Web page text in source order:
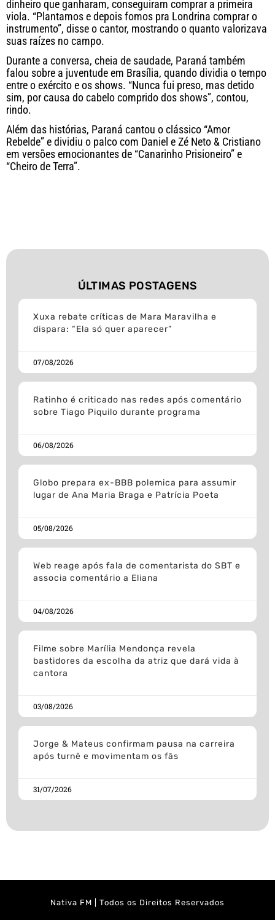
dinheiro que ganharam, conseguiram comprar a primeira
viola. “Plantamos e depois fomos pra Londrina comprar o
instrumento”, disse o cantor, mostrando o quanto valorizava
suas raízes no campo.
Durante a conversa, cheia de saudade, Paraná também
falou sobre a juventude em Brasília, quando dividia o tempo
entre o exército e os shows. “Nunca fui preso, mas detido
sim, por causa do cabelo comprido dos shows”, contou,
rindo.
Além das histórias, Paraná cantou o clássico “Amor
Rebelde” e dividiu o palco com Daniel e Zé Neto & Cristiano
em versões emocionantes de “Canarinho Prisioneiro” e
“Cheiro de Terra”.
ÚLTIMAS POSTAGENS
Xuxa rebate críticas de Mara Maravilha e
dispara: “Ela só quer aparecer”
07/08/2026
Ratinho é criticado nas redes após comentário
sobre Tiago Piquilo durante programa
06/08/2026
Globo prepara ex-BBB polemica para assumir
lugar de Ana Maria Braga e Patrícia Poeta
05/08/2026
Web reage após fala de comentarista do SBT e
associa comentário a Eliana
04/08/2026
Filme sobre Marília Mendonça revela
bastidores da escolha da atriz que dará vida à
cantora
03/08/2026
Jorge & Mateus confirmam pausa na carreira
após turnê e movimentam os fãs
31/07/2026
Nativa FM | Todos os Direitos Reservados